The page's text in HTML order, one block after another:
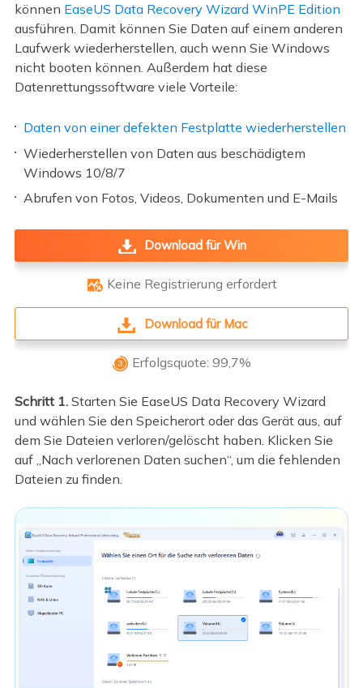
können EaseUS Data Recovery Wizard WinPE Edition
ausführen. Damit können Sie Daten auf einem anderen
Laufwerk wiederherstellen, auch wenn Sie Windows
nicht booten können. Außerdem hat diese
Datenrettungssoftware viele Vorteile:
Daten von einer defekten Festplatte wiederherstellen
Wiederherstellen von Daten aus beschädigtem
Windows 10/8/7
Abrufen von Fotos, Videos, Dokumenten und E-Mails
Download für Win
 Keine Registrierung erfordert
Download für Mac
 Erfolgsquote: 99,7%
Schritt 1.Starten Sie EaseUS Data Recovery Wizard
und wählen Sie den Speicherort oder das Gerät aus, auf
dem Sie Dateien verloren/gelöscht haben. Klicken Sie
auf „Nach verlorenen Daten suchen“, um die fehlenden
Dateien zu finden.